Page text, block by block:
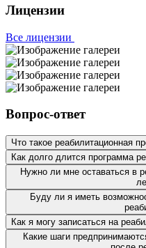
Говорит, такое трепетное
хотя она у нас много где
прошло, а сестра ни разу не
Мы вам очень благодарны за
Хочу выразить огромную
специалисты помогли мне
алкогольной зависимости.
условия и
то, что смогли донести до
Лицензии
Все лицензии
Вопрос-ответ
Что такое реабилитационная
Как долго длится программа
Нужно ли мне оставаться в
Буду ли я иметь
Как я могу записаться на
Какие шаги